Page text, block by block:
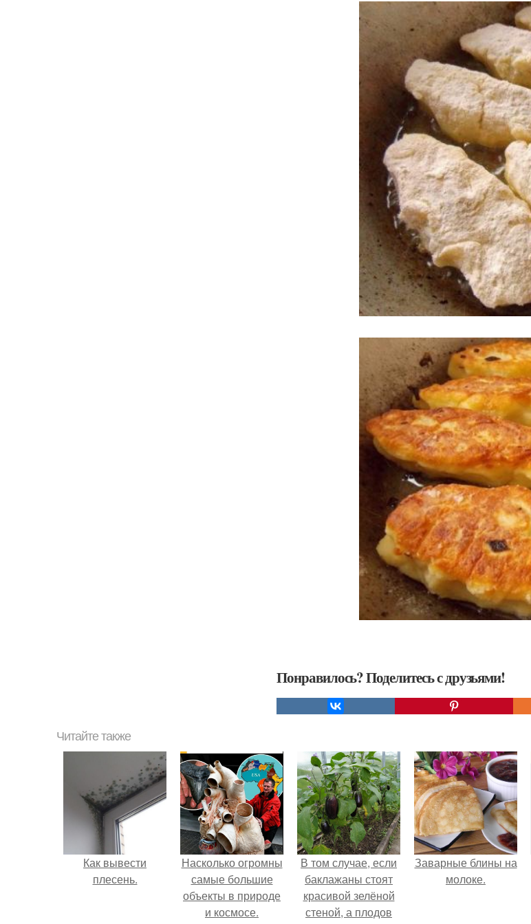
Понравилось? Поделитесь с друзьями!
Читайте также
Как вывести
плесень.
Насколько огромны
самые большие
объекты в природе
и космосе.
В том случае, если
баклажаны стоят
красивой зелёной
стеной, а плодов
Заварные блины на
молоке.